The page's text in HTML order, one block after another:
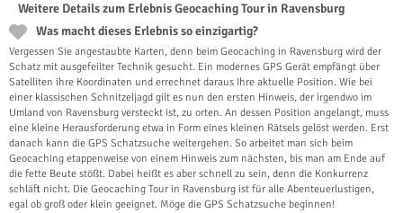
Weitere Details zum Erlebnis Geocaching Tour in Ravensburg
Was macht dieses Erlebnis so einzigartig?
Vergessen Sie angestaubte Karten, denn beim Geocaching in Ravensburg wird der
Schatz mit ausgefeilter Technik gesucht. Ein modernes GPS Gerät empfängt über
Satelliten ihre Koordinaten und errechnet daraus Ihre aktuelle Position. Wie bei
einer klassischen Schnitzeljagd gilt es nun den ersten Hinweis, der irgendwo im
Umland von Ravensburg versteckt ist, zu orten. An dessen Position angelangt, muss
eine kleine Herausforderung etwa in Form eines kleinen Rätsels gelöst werden. Erst
danach kann die GPS Schatzsuche weitergehen. So arbeitet man sich beim
Geocaching etappenweise von einem Hinweis zum nächsten, bis man am Ende auf
die fette Beute stößt. Dabei heißt es aber schnell zu sein, denn die Konkurrenz
schläft nicht. Die Geocaching Tour in Ravensburg ist für alle Abenteuerlustigen,
egal ob groß oder klein geeignet. Möge die GPS Schatzsuche beginnen!